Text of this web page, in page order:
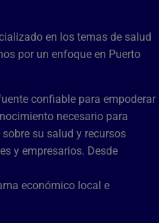
en los temas de salud
por un enfoque en Puerto
confiable para empoderar
necesario para
su salud y recursos
y empresarios. Desde
económico local e